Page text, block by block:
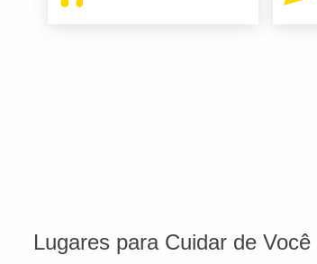
Lugares para Cuidar de Você